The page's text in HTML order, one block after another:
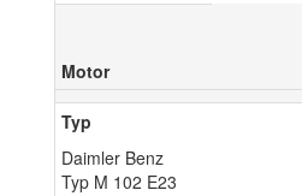
Motor
Typ
Daimler Benz
Typ M 102 E23